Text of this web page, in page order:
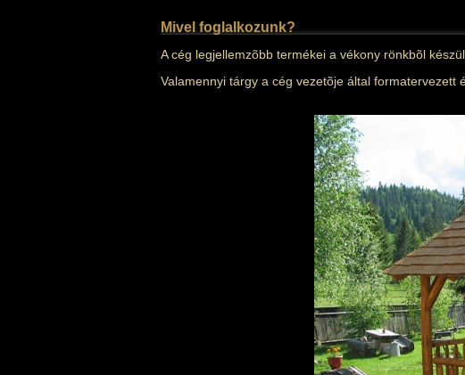
Mivel foglalkozunk?
A cég legjellemzõbb termékei a vékony rönkbõl
Valamennyi tárgy a cég vezetõje által formatervezett